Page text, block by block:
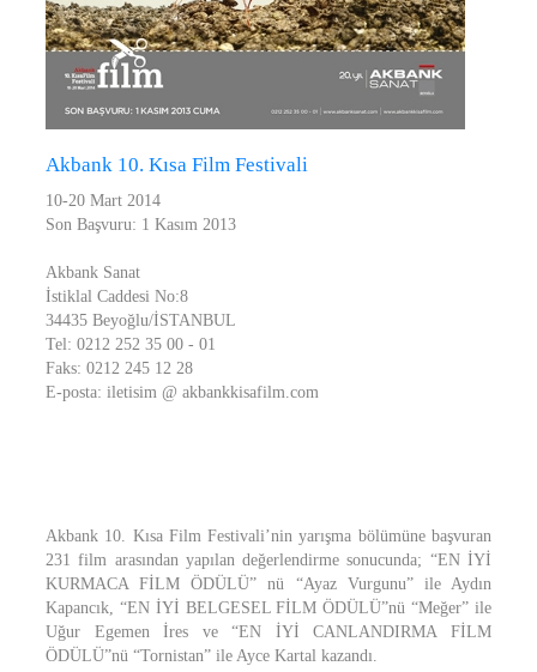
Akbank 10. Kısa Film Festivali
10-20 Mart 2014
Son Başvuru: 1 Kasım 2013
Akbank Sanat
İstiklal Caddesi No:8
34435 Beyoğlu/İSTANBUL
Tel: 0212 252 35 00 - 01
Faks: 0212 245 12 28
E-posta: iletisim @ akbankkisafilm.com
Akbank 10. Kısa Film Festivali’nin yarışma bölümüne başvuran
231 film arasından yapılan değerlendirme sonucunda; “EN İYİ
KURMACA FİLM ÖDÜLÜ” nü “Ayaz Vurgunu” ile Aydın
Kapancık, “EN İYİ BELGESEL FİLM ÖDÜLÜ”nü “Meğer” ile
Uğur Egemen İres ve “EN İYİ CANLANDIRMA FİLM
ÖDÜLÜ”nü “Tornistan” ile Ayce Kartal kazandı.